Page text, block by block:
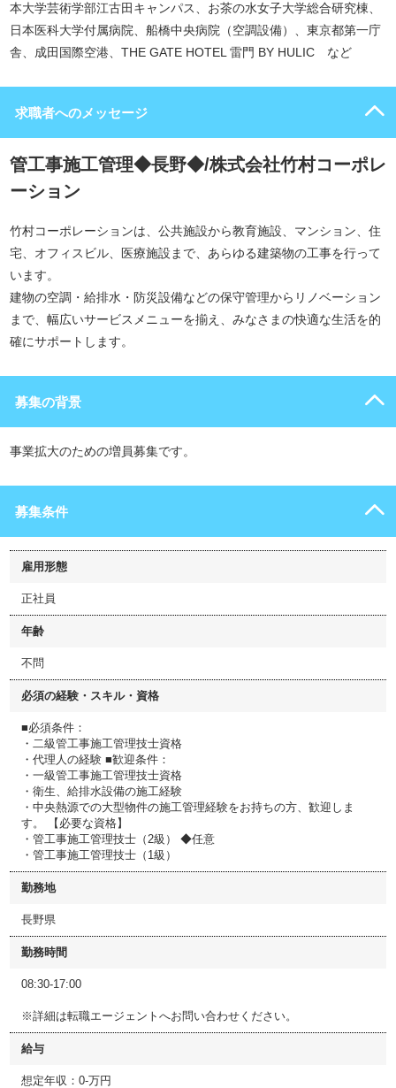
本大学芸術学部江古田キャンパス、お茶の水女子大学総合研究棟、
日本医科大学付属病院、船橋中央病院（空調設備）、東京都第一庁
舎、成田国際空港、THE GATE HOTEL 雷門 BY HULIC など
求職者へのメッセージ
管工事施工管理◆長野◆/株式会社竹村コーポレ
ーション
竹村コーポレーションは、公共施設から教育施設、マンション、住
宅、オフィスビル、医療施設まで、あらゆる建築物の工事を行って
います。
建物の空調・給排水・防災設備などの保守管理からリノベーション
まで、幅広いサービスメニューを揃え、みなさまの快適な生活を的
確にサポートします。
募集の背景
事業拡大のための増員募集です。
募集条件
雇用形態
正社員
年齢
不問
必須の経験・スキル・資格
■必須条件：
・二級管工事施工管理技士資格
・代理人の経験 ■歓迎条件：
・一級管工事施工管理技士資格
・衛生、給排水設備の施工経験
・中央熱源での大型物件の施工管理経験をお持ちの方、歓迎しま
す。 【必要な資格】
・管工事施工管理技士（2級） ◆任意
・管工事施工管理技士（1級）
勤務地
長野県
勤務時間
08:30-17:00
※詳細は転職エージェントへお問い合わせください。
給与
想定年収：0-万円